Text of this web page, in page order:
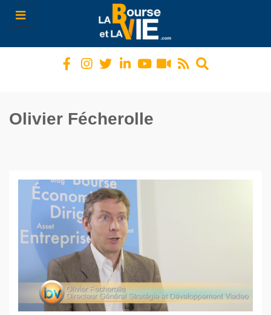
Toggle
navigation
Olivier Fécherolle